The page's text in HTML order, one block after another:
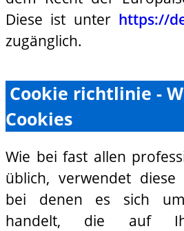
Diese ist unter https://
zugänglich.
Cookie richtlinie -
Cookies
Wie bei fast allen
üblich, verwendet diese
bei denen es sich
handelt, die auf